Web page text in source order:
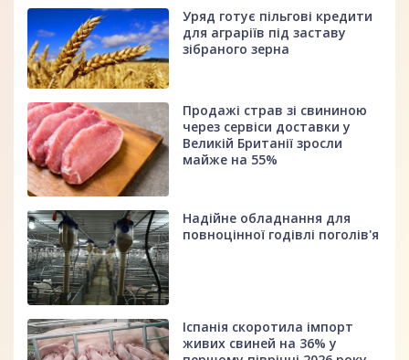
Уряд готує пільгові кредити
для аграріїв під заставу
зібраного зерна
Продажі страв зі свининою
через сервіси доставки у
Великій Британії зросли
майже на 55%
Надійне обладнання для
повноцінної годівлі поголів'я
Іспанія скоротила імпорт
живих свиней на 36% у